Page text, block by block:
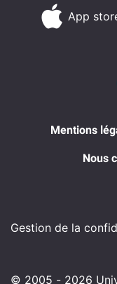
App
Mentions
Nous
Gestion de la
© 2005 - 2026